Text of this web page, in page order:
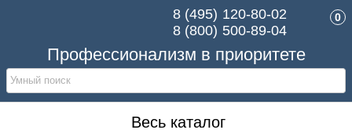
Профессионализм в приоритете
8 (495) 120-80-02
8 (800) 500-89-04
0
Весь каталог